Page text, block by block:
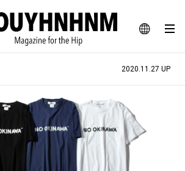
JA
EN
BLOG SNAP
ョン、カルチャー、ライフスタイルWEBマガジン
#憧れの逸品
#古着サミット
2020.11.27 UP